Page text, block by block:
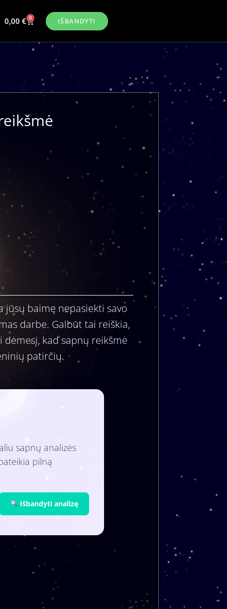
0,00 € 0 IŠBANDYTI
baimę nepasiekti savo
darbe. Galbūt tai reiškia,
kad sapnų reikšmė
patirčių.
sapnų analizės
pilną
Išbandyti analizę